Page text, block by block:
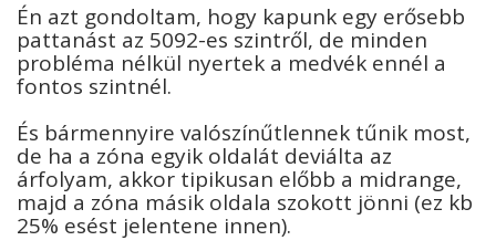
Én azt gondoltam, hogy kapunk egy erősebb
pattanást az 5092-es szintről, de minden
probléma nélkül nyertek a medvék ennél a
fontos szintnél.
És bármennyire valószínűtlennek tűnik most,
de ha a zóna egyik oldalát deviálta az
árfolyam, akkor tipikusan előbb a midrange,
majd a zóna másik oldala szokott jönni (ez kb
25% esést jelentene innen).